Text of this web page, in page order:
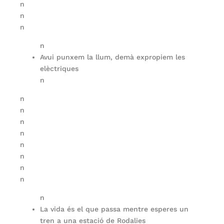
n
n
n
n
Avui punxem la llum, demà expropiem les
elèctriques
n
n
n
n
n
n
n
n
n
n
La vida és el que passa mentre esperes un
tren a una estació de Rodalies